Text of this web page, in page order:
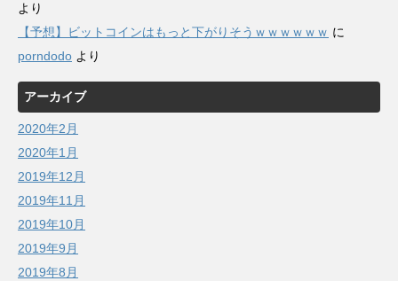
より
【予想】ビットコインはもっと下がりそうｗｗｗｗｗｗ に
porndodo より
アーカイブ
2020年2月
2020年1月
2019年12月
2019年11月
2019年10月
2019年9月
2019年8月